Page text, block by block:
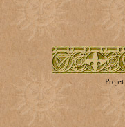
Projet